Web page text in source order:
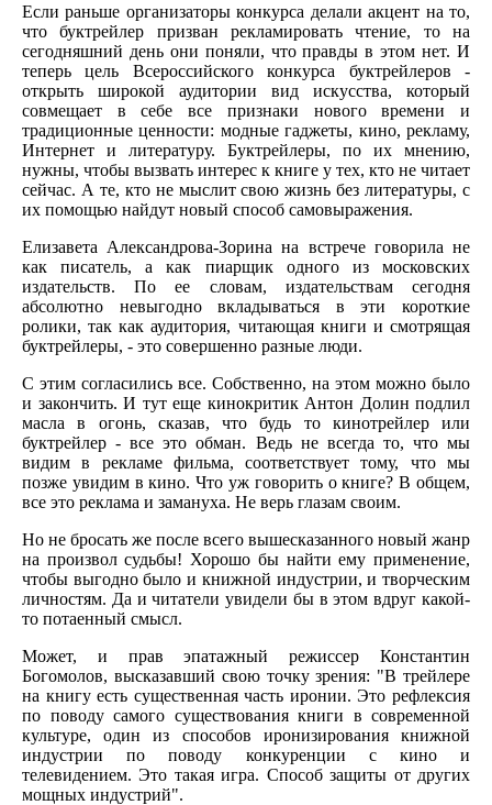
Если раньше организаторы конкурса делали акцент на то,
что буктрейлер призван рекламировать чтение, то на
сегодняшний день они поняли, что правды в этом нет. И
теперь цель Всероссийского конкурса буктрейлеров -
открыть широкой аудитории вид искусства, который
совмещает в себе все признаки нового времени и
традиционные ценности: модные гаджеты, кино, рекламу,
Интернет и литературу. Буктрейлеры, по их мнению,
нужны, чтобы вызвать интерес к книге у тех, кто не читает
сейчас. А те, кто не мыслит свою жизнь без литературы, с
их помощью найдут новый способ самовыражения.
Елизавета Александрова-Зорина на встрече говорила не
как писатель, а как пиарщик одного из московских
издательств. По ее словам, издательствам сегодня
абсолютно невыгодно вкладываться в эти короткие
ролики, так как аудитория, читающая книги и смотрящая
буктрейлеры, - это совершенно разные люди.
С этим согласились все. Собственно, на этом можно было
и закончить. И тут еще кинокритик Антон Долин подлил
масла в огонь, сказав, что будь то кинотрейлер или
буктрейлер - все это обман. Ведь не всегда то, что мы
видим в рекламе фильма, соответствует тому, что мы
позже увидим в кино. Что уж говорить о книге? В общем,
все это реклама и замануха. Не верь глазам своим.
Но не бросать же после всего вышесказанного новый жанр
на произвол судьбы! Хорошо бы найти ему применение,
чтобы выгодно было и книжной индустрии, и творческим
личностям. Да и читатели увидели бы в этом вдруг какой-
то потаенный смысл.
Может, и прав эпатажный режиссер Константин
Богомолов, высказавший свою точку зрения: "В трейлере
на книгу есть существенная часть иронии. Это рефлексия
по поводу самого существования книги в современной
культуре, один из способов иронизирования книжной
индустрии по поводу конкуренции с кино и
телевидением. Это такая игра. Способ защиты от других
мощных индустрий".